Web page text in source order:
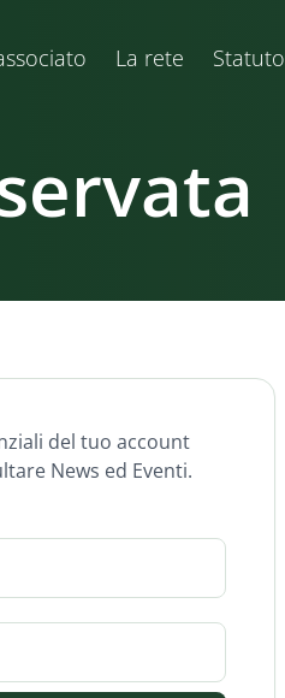
La rete Statuto
del tuo account
News ed Eventi.